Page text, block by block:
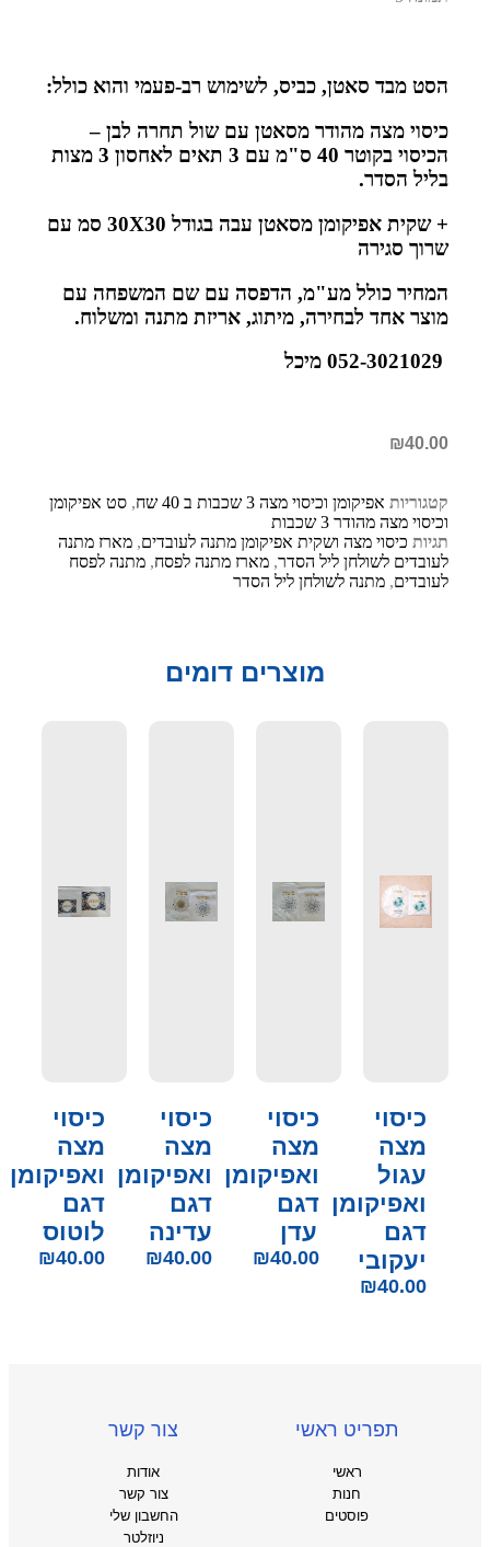
הסט מבד סאטן, כביס, לשימוש רב-פעמי והוא כולל:
כיסוי מצה מהודר מסאטן עם שול תחרה לבן –
הכיסוי בקוטר 40 ס"מ עם 3 תאים לאחסון 3 מצות
בליל הסדר.
+ שקית אפיקומן מסאטן עבה בגודל 30X30 סמ עם
שרוך סגירה
המחיר כולל מע"מ, הדפסה עם שם המשפחה עם
מוצר אחד לבחירה, מיתוג, אריזת מתנה ומשלוח.
₪40.00
קטגוריות אפיקומן וכיסוי מצה 3 שכבות ב 40 שח , סט אפיקומן
וכיסוי מצה מהודר 3 שכבות
תגיות כיסוי מצה ושקית אפיקומן מתנה לעובדים, מארז מתנה
לעובדים לשולחן ליל הסדר, מארז מתנה לפסח, מתנה לפסח
לעובדים, מתנה לשולחן ליל הסדר
מוצרים דומים
כיסוי
מצה
עגול
ואפיקומן
דגם
יעקובי
₪40.00
כיסוי
מצה
ואפיקומן
דגם
עדן
₪40.00
כיסוי
מצה
ואפיקומן
דגם
עדינה
₪40.00
כיסוי
מצה
ואפיקומן
דגם
לוטוס
₪40.00
תפריט ראשי
ראשי
חנות
פוסטים
צור קשר
אודות
צור קשר
החשבון שלי
ניוזלטר